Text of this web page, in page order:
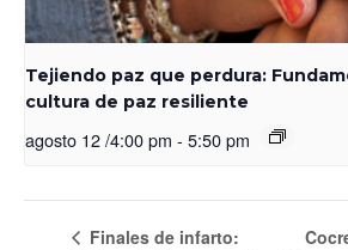
Tejiendo paz que perdura:
cultura de paz resiliente
agosto 12 /4:00 pm - 5:50 pm
Finales de infarto: